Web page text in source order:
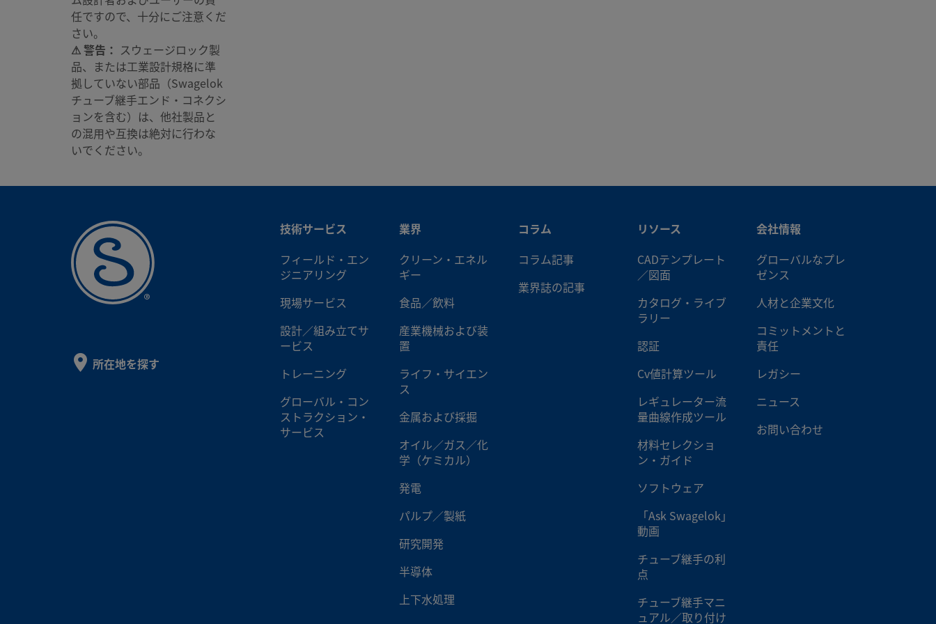
任ですので、十分にご注意くだ
さい。
⚠ 警告： スウェージロック製
品、または工業設計規格に準
拠していない部品（Swagelok
チューブ継手エンド・コネクシ
ョンを含む）は、他社製品と
の混用や互換は絶対に行わな
いでください。
所在地を探す
技術サービス
フィールド・エン
ジニアリング
現場サービス
設計／組み立てサ
ービス
トレーニング
グローバル・コン
ストラクション・
サービス
業界
クリーン・エネル
ギー
食品／飲料
産業機械および装
置
ライフ・サイエン
ス
金属および採掘
オイル／ガス／化
学（ケミカル）
発電
パルプ／製紙
研究開発
半導体
上下水処理
コラム
コラム記事
業界誌の記事
リソース
CADテンプレート
／図面
カタログ・ライブ
ラリー
認証
Cv値計算ツール
レギュレーター流
量曲線作成ツール
材料セレクショ
ン・ガイド
ソフトウェア
「Ask Swagelok」
動画
チューブ継手の利
点
チューブ継手マニ
ュアル／取り付け
会社情報
グローバルなプレ
ゼンス
人材と企業文化
コミットメントと
責任
レガシー
ニュース
お問い合わせ